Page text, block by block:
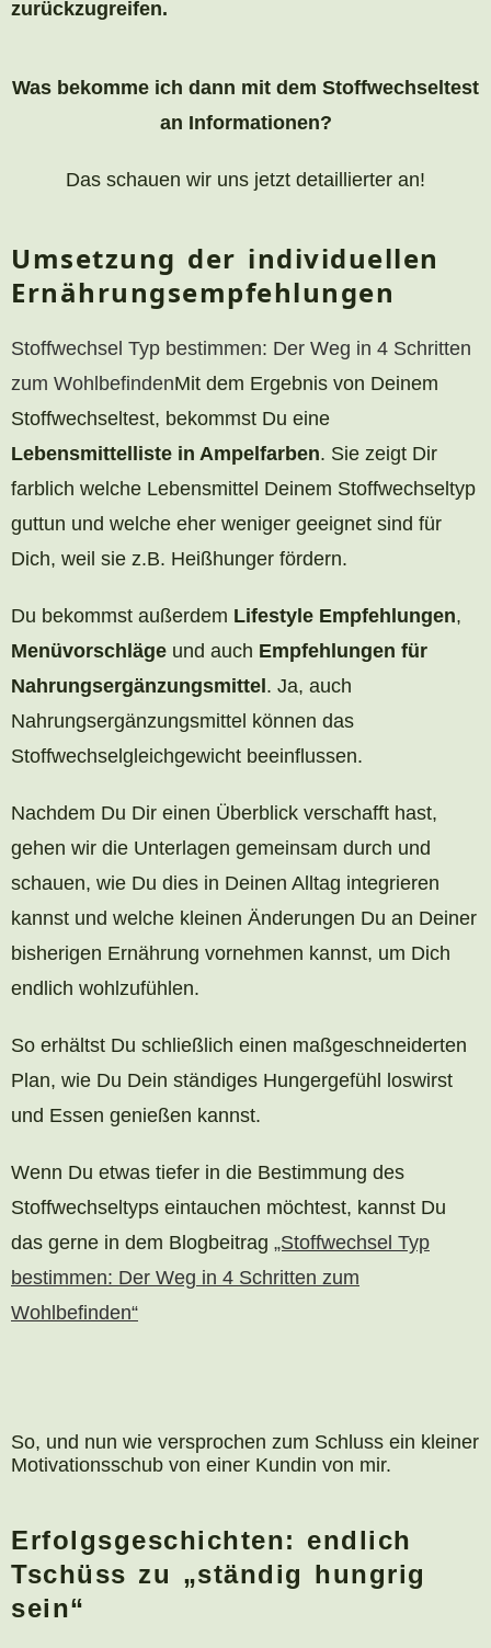
zurückzugreifen.
Was bekomme ich dann mit dem Stoffwechseltest
an Informationen?
Das schauen wir uns jetzt detaillierter an!
Umsetzung der individuellen
Ernährungsempfehlungen
Stoffwechsel Typ bestimmen: Der Weg in 4 Schritten
zum WohlbefindenMit dem Ergebnis von Deinem
Stoffwechseltest, bekommst Du eine
Lebensmittelliste in Ampelfarben. Sie zeigt Dir
farblich welche Lebensmittel Deinem Stoffwechseltyp
guttun und welche eher weniger geeignet sind für
Dich, weil sie z.B. Heißhunger fördern.
Du bekommst außerdem Lifestyle Empfehlungen,
Menüvorschläge und auch Empfehlungen für
Nahrungsergänzungsmittel . Ja, auch
Nahrungsergänzungsmittel können das
Stoffwechselgleichgewicht beeinflussen.
Nachdem Du Dir einen Überblick verschafft hast,
gehen wir die Unterlagen gemeinsam durch und
schauen, wie Du dies in Deinen Alltag integrieren
kannst und welche kleinen Änderungen Du an Deiner
bisherigen Ernährung vornehmen kannst, um Dich
endlich wohlzufühlen.
So erhältst Du schließlich einen maßgeschneiderten
Plan, wie Du Dein ständiges Hungergefühl loswirst
und Essen genießen kannst.
Wenn Du etwas tiefer in die Bestimmung des
Stoffwechseltyps eintauchen möchtest, kannst Du
das gerne in dem Blogbeitrag „Stoffwechsel Typ
bestimmen: Der Weg in 4 Schritten zum
Wohlbefinden“
So, und nun wie versprochen zum Schluss ein kleiner
Motivationsschub von einer Kundin von mir.
Erfolgsgeschichten: endlich
Tschüss zu „ständig hungrig
sein“